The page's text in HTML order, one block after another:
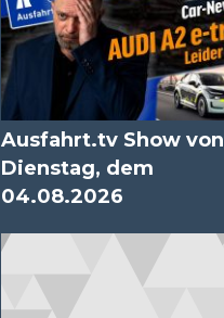
Ausfahrt.tv Show von
Dienstag, dem
04.08.2026